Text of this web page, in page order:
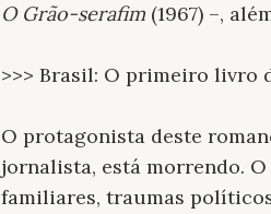
O Grão-serafim (1967) –,
>>> Brasil: O primeiro livro
O protagonista deste
jornalista, está morrendo.
familiares, traumas